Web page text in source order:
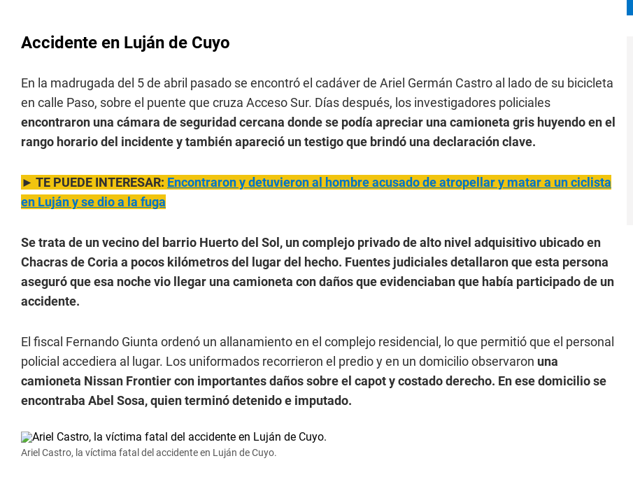
Accidente en Luján de Cuyo
En la madrugada del 5 de abril pasado se encontró el cadáver de Ariel Germán Castro al lado de su bicicleta
en calle Paso, sobre el puente que cruza Acceso Sur. Días después, los investigadores policiales
encontraron una cámara de seguridad cercana donde se podía apreciar una camioneta gris huyendo en el
rango horario del incidente y también apareció un testigo que brindó una declaración clave.
► TE PUEDE INTERESAR: Encontraron y detuvieron al hombre acusado de atropellar y matar a un ciclista
en Luján y se dio a la fuga
Se trata de un vecino del barrio Huerto del Sol, un complejo privado de alto nivel adquisitivo ubicado en
Chacras de Coria a pocos kilómetros del lugar del hecho. Fuentes judiciales detallaron que esta persona
aseguró que esa noche vio llegar una camioneta con daños que evidenciaban que había participado de un
accidente.
El fiscal Fernando Giunta ordenó un allanamiento en el complejo residencial, lo que permitió que el personal
policial accediera al lugar. Los uniformados recorrieron el predio y en un domicilio observaron una
camioneta Nissan Frontier con importantes daños sobre el capot y costado derecho. En ese domicilio se
encontraba Abel Sosa, quien terminó detenido e imputado.
Ariel Castro, la víctima fatal del accidente en Luján de Cuyo.